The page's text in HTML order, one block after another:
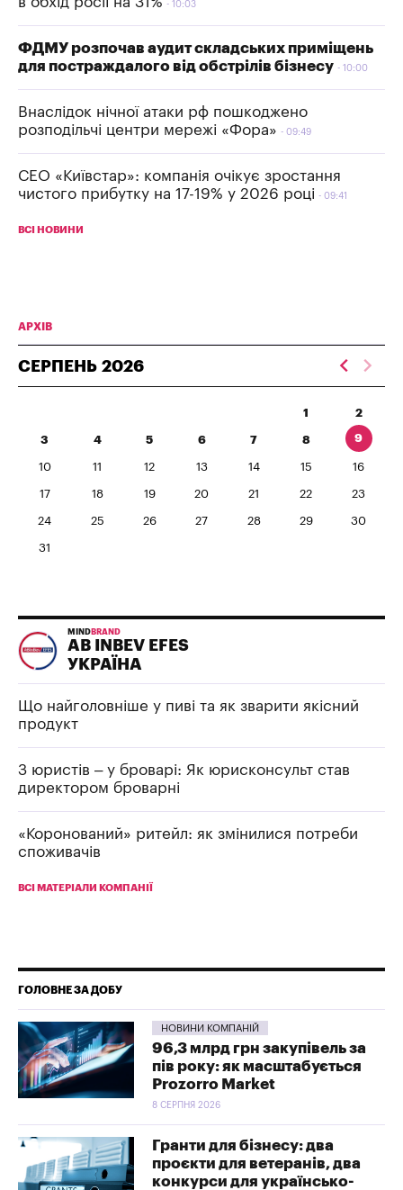
10:03
ФДМУ розпочав аудит складських приміщень
для постраждалого від обстрілів бізнесу
10:00
Внаслідок нічної атаки рф пошкоджено
розподільчі центри мережі «Фора»
09:49
СЕО «Київстар»: компанія очікує зростання
чистого прибутку на 17-19% у 2026 році
09:41
ВСІ НОВИНИ
АРХІВ
СЕРПЕНЬ 2026
1 2
3 4 5 6 7 8 9
10 11 12 13 14 15 16
17 18 19 20 21 22 23
24 25 26 27 28 29 30
31
MIND BRAND
AB INBEV EFES
УКРАЇНА
Що найголовніше у пиві та як зварити якісний
продукт
З юристів – у броварі: Як юрисконсульт став
директором броварні
«Коронований» ритейл: як змінилися потреби
споживачів
ВСІ МАТЕРІАЛИ КОМПАНІЇ
ГОЛОВНЕ ЗА ДОБУ
НОВИНИ КОМПАНІЙ
96,3 млрд грн закупівель за
пів року: як масштабується
Prozorro Market
8 СЕРПНЯ 2026
Гранти для бізнесу: два
проєкти для ветеранів, два
конкурси для українсько-